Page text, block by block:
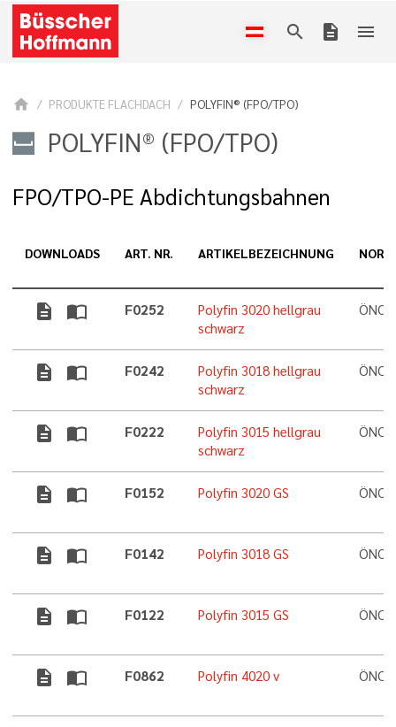
search description menu
home PRODUKTE FLACHDACH POLYFIN® (FPO/TPO)
POLYFIN® (FPO/TPO)
FPO/TPO-PE Abdichtungsbahnen
DOWNLOADS ART. NR. ARTIKELBEZEICHNUNG
description import_contacts F0252
Polyfin 3020 hellgrau
schwarz
description import_contacts F0242
Polyfin 3018 hellgrau
schwarz
description import_contacts F0222
Polyfin 3015 hellgrau
schwarz
description import_contacts F0152 Polyfin 3020 GS
description import_contacts F0142 Polyfin 3018 GS
description import_contacts F0122 Polyfin 3015 GS
description import_contacts F0862 Polyfin 4020 v